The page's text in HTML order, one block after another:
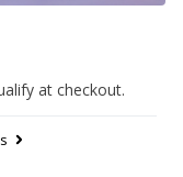
at checkout.